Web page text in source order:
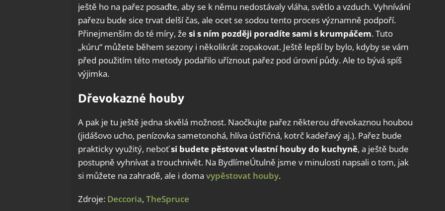
ještě ho na pařez posaďte, aby se k němu nedostávaly vláha, světlo a vzduch. Vyhnívání
pařezu bude sice trvat delší čas, ale ocet se sodou tento proces významně podpoří.
Přinejmenším do té míry, že si s ním později poradíte sami s krumpáčem. Tuto
„kúru“ můžete během sezony i několikrát zopakovat. Ještě lepší by bylo, kdyby se vám
před použitím této metody podařilo uříznout pařez pod úrovní půdy. Ale to bývá spíš
výjimka.
Dřevokazné houby
A pak je tu ještě jedna skvělá možnost. Naočkujte pařez některou dřevokaznou houbou
(jidášovo ucho, penízovka sametonohá, hlíva ústřičná, kotrč kadeřavý aj.). Pařez bude
prakticky využitý, neboťsi budete pěstovat vlastní houby do kuchyně, a ještě bude
postupně vyhnívat a trouchnivět. Na BydlímeÚtulně jsme v minulosti napsali o tom, jak
si můžete na zahradě, ale i doma vypěstovat houby.
Zdroje: Deccoria, TheSpruce